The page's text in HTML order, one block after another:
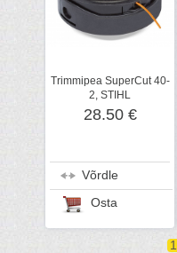
Trimmipea SuperCut 40-
2, STIHL
28.50 €
Võrdle
Osta
1